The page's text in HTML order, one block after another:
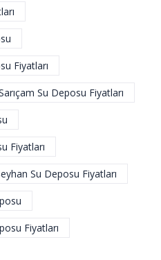
Fiyatları
Su Deposu Fiyatları
Fiyatları
Su Deposu Fiyatları
Fiyatları